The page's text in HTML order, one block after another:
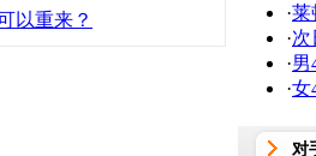
以重来？
·莱
·次
·男
·女
对